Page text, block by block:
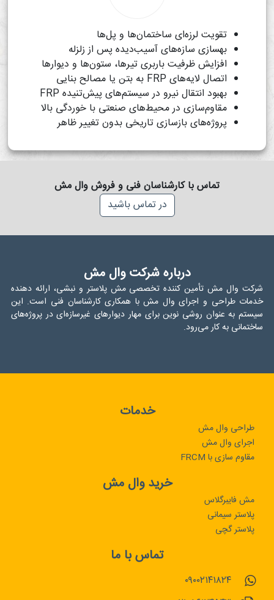
تقویت لرزه‌ای ساختمان‌ها و پل‌ها
بهسازی سازه‌های آسیب‌دیده پس از زلزله
افزایش ظرفیت باربری تیرها، ستون‌ها و دیوارها
اتصال لایه‌های FRP به بتن یا مصالح بنایی
بهبود انتقال نیرو در سیستم‌های پیش‌تنیده FRP
مقاوم‌سازی در محیط‌های صنعتی با خوردگی بالا
پروژه‌های بازسازی تاریخی بدون تغییر ظاهر
تماس با کارشناسان فنی و فروش وال مش
در تماس باشید
درباره شرکت وال مش
شرکت وال مش تأمین کننده تخصصی مش پلاستر و نبشی، ارائه دهنده
خدمات طراحی و اجرای وال مش با همکاری کارشناسان فنی است. این
سیستم به عنوان روشی نوین برای مهار دیوارهای غیرسازه‌ای در پروژه‌های
ساختمانی به کار می‌رود.
خدمات
طراحی وال مش
اجرای وال مش
مقاوم سازی با FRCM
خرید وال مش
مش فایبرگلاس
پلاستر سیمانی
پلاستر گچی
تماس با ما
۰۹۰۰۲۱۴۱۸۲۴